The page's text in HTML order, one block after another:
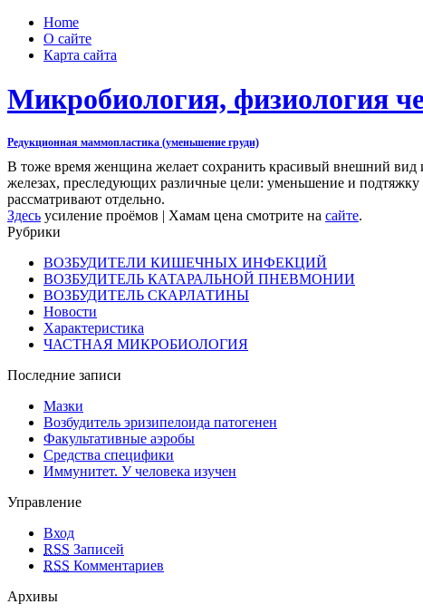
Home
О сайте
Карта сайта
Микробиология, физиология
Редукционная маммопластика (уменьшение груди)
В тоже время женщина желает сохранить красивый внешний вид
железах, преследующих различные цели: уменьшение и
рассматривают отдельно.
Здесь усиление проёмов | Хамам цена смотрите на сайте.
Рубрики
ВОЗБУДИТЕЛИ КИШЕЧНЫХ ИНФЕКЦИЙ
ВОЗБУДИТЕЛЬ КАТАРАЛЬНОЙ ПНЕВМОНИИ
ВОЗБУДИТЕЛЬ СКАРЛАТИНЫ
Новости
Характеристика
ЧАСТНАЯ МИКРОБИОЛОГИЯ
Последние записи
Мазки
Возбудитель эризипелоида патогенен
Факультативные аэробы
Средства специфики
Иммунитет. У человека изучен
Управление
Вход
RSS Записей
RSS Комментариев
Архивы